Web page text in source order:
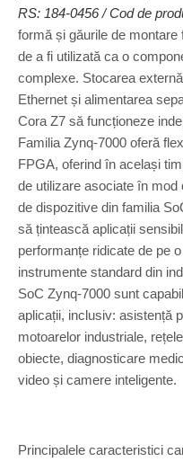
RS: 184-0456 / Cod de
formă și găurile de
de a fi utilizată ca o
complexe. Stocarea
Ethernet și alimentarea
Cora Z7 să funcționeze
Familia Zynq-7000 oferă
FPGA, oferind în același
de utilizare asociate în
de dispozitive din familia
să țintească aplicații
performanțe ridicate de pe
instrumente standard din
SoC Zynq-7000 sunt
aplicații, inclusiv: asistență
motoarelor industriale,
obiecte, diagnosticare
video și camere inteligente.
Principalele caracteristici